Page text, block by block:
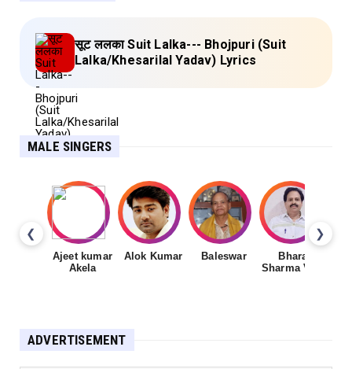
सूट ललका Suit Lalka--- Bhojpuri (Suit
Lalka/Khesarilal Yadav) Lyrics
MALE SINGERS
❮ ❯
Ajeet kumar
Akela
Alok Kumar Baleswar
Bharat
Sharma Vyas
ADVERTISEMENT